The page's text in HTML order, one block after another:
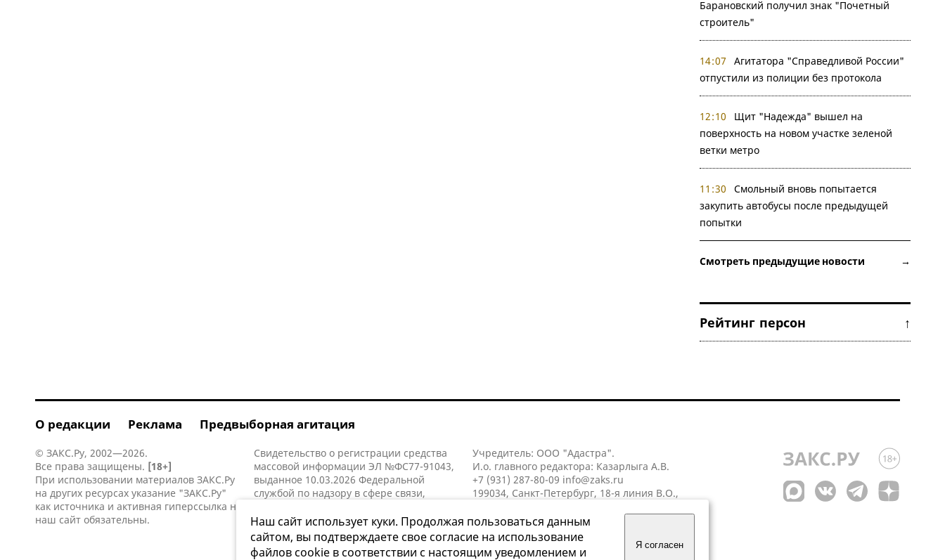
Барановский получил знак "Почетный
строитель"
14:07
Агитатора "Справедливой России"
отпустили из полиции без протокола
12:10
Щит "Надежда" вышел на
поверхность на новом участке зеленой
ветки метро
11:30
Смольный вновь попытается
закупить автобусы после предыдущей
попытки
Смотреть предыдущие новости →
Рейтинг персон ↑
О редакции Реклама Предвыборная агитация
© ЗАКС.Ру, 2002—2026.
Все права защищены. [18+]
При использовании материалов ЗАКС.Ру
на других ресурсах указание "ЗАКС.Ру"
как источника и активная гиперссылка на
наш сайт обязательны.
Свидетельство о регистрации средства
массовой информации ЭЛ №ФС77-91043,
выданное 10.03.2026 Федеральной
службой по надзору в сфере связи,
коммуникаций (Роскомнадзор).
Учредитель: ООО "Адастра".
И.о. главного редактора: Казарлыга А.В.
+7 (931) 287-80-09 info@zaks.ru
199034, Санкт-Петербург, 18-я линия В.О.,
Наш сайт использует куки. Продолжая пользоваться данным
сайтом, вы подтверждаете свое согласие на использование
файлов cookie в соответствии с настоящим уведомлением и
Я согласен